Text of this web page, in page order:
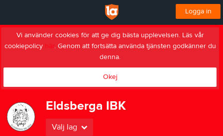
Logga in
Vi använder cookies för att ge dig bästa upplevelsen. Läs vår
cookiepolicy här. Genom att fortsätta använda tjänsten godkänner du
denna.
Okej
Eldsberga IBK
Välj lag